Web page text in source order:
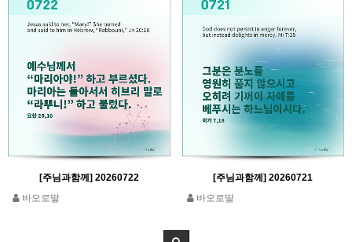
[주님과함께] 20260722
바오로딸
[주님과함께] 20260721
바오로딸